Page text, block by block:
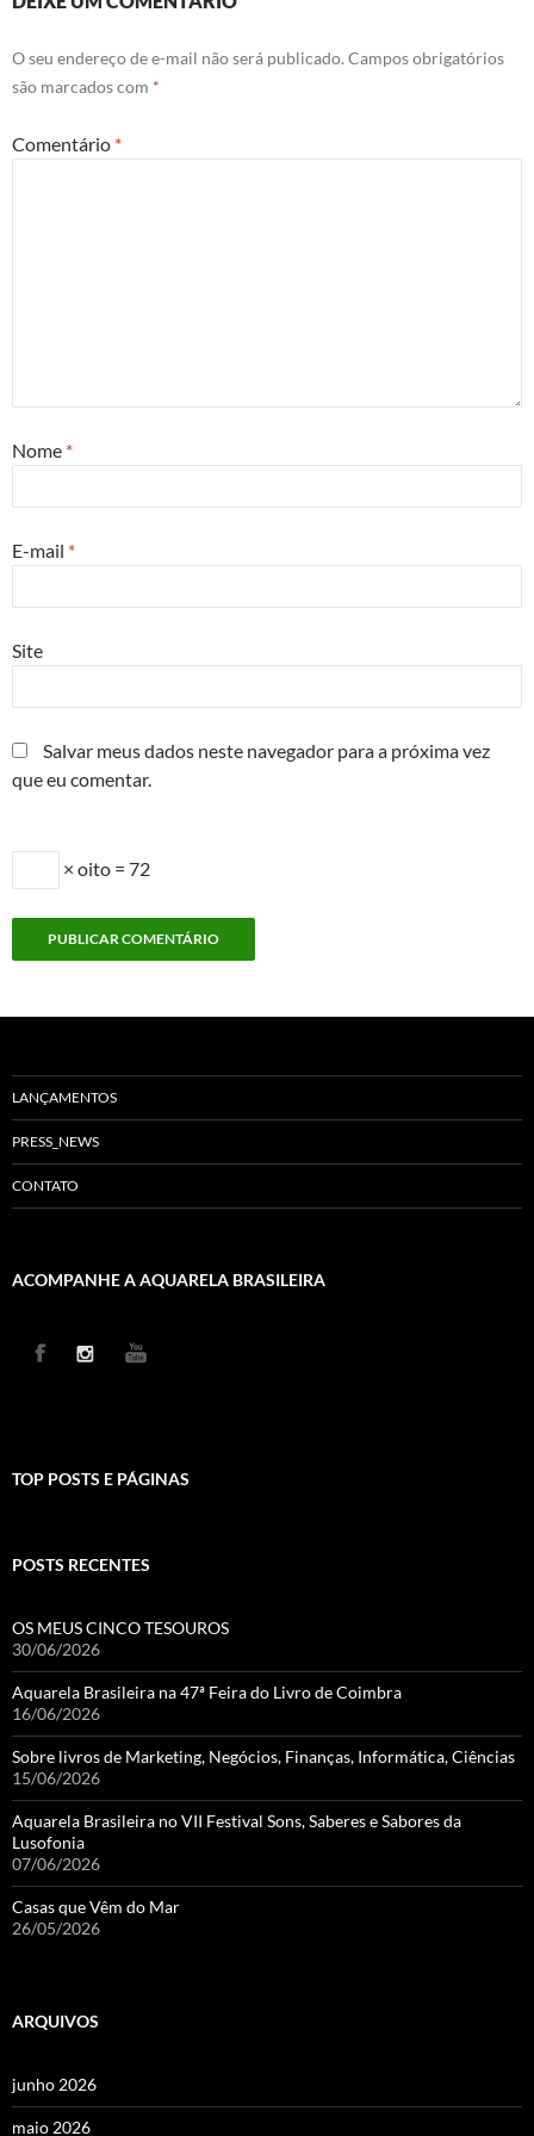
O seu endereço de e-mail não será publicado. Campos obrigatórios
são marcados com *
Comentário *
Nome *
E-mail *
Site
Salvar meus dados neste navegador para a próxima vez
que eu comentar.
× oito = 72
LANÇAMENTOS
PRESS_NEWS
CONTATO
ACOMPANHE A AQUARELA BRASILEIRA
TOP POSTS E PÁGINAS
POSTS RECENTES
OS MEUS CINCO TESOUROS
30/06/2026
Aquarela Brasileira na 47ª Feira do Livro de Coimbra
16/06/2026
Sobre livros de Marketing, Negócios, Finanças, Informática, Ciências
15/06/2026
Aquarela Brasileira no VII Festival Sons, Saberes e Sabores da
Lusofonia
07/06/2026
Casas que Vêm do Mar
26/05/2026
ARQUIVOS
junho 2026
maio 2026